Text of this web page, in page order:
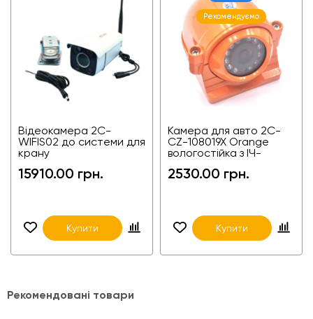
Відеокамера 2C-
WIFIS02 до системи для
крану
15910.00 грн.
Купити
Рекомендуємо
Камера для авто 2C-
CZ-108019X Orange
вологостійка з ІЧ-
2530.00 грн.
Купити
Рекомендовані товари